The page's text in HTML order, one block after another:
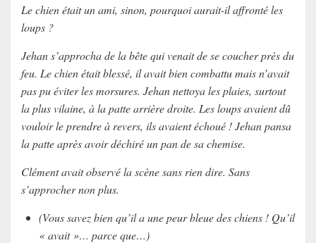
Le chien était un ami, sinon, pourquoi aurait-il affronté les
loups ?
Jehan s’approcha de la bête qui venait de se coucher près du
feu. Le chien était blessé, il avait bien combattu mais n’avait
pas pu éviter les morsures. Jehan nettoya les plaies, surtout
la plus vilaine, à la patte arrière droite. Les loups avaient dû
vouloir le prendre à revers, ils avaient échoué ! Jehan pansa
la patte après avoir déchiré un pan de sa chemise.
Clément avait observé la scène sans rien dire. Sans
s’approcher non plus.
(Vous savez bien qu’il a une peur bleue des chiens ! Qu’il
« avait »… parce que…)